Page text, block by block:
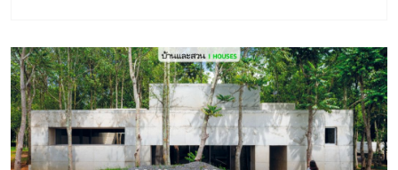
ด้วยกัน ไม่ตรงกัน คือเรื่องที่หลายบ้านต่างต้องประสบ บุญ
ถาวร ที่ใส่ใจเรื่องต่าง ๆ เกี่ยวกับบ้านมาตลอด จึงเห็นปัญหา
และอยากให้ทุกคนในบ้านได้อยู่อย่างที่อยากด้วยกัน เกิดเป็น
กิจกรรมดี ๆ แจก Door Poster ไซซ์พิเศษขนาดเท่าประตู